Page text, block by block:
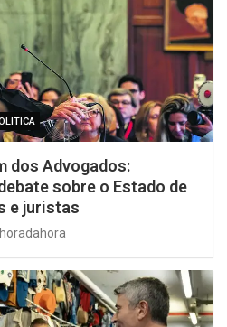
dos Advogados:
sobre o Estado de
e juristas